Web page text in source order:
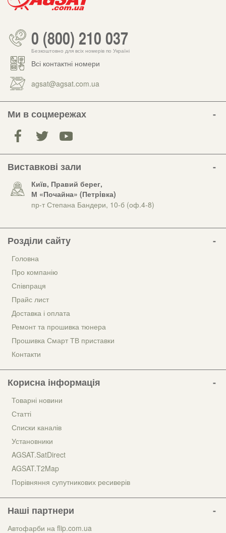
0 (800) 210 037
Безкоштовно для всіх номерів по Україні
Всі контактні номери
agsat@agsat.com.ua
Ми в соцмережах
Виставкові зали
Київ, Правий берег,
М «Почайна» (Петрiвка)
пр-т Степана Бандери, 10-б (оф.4-8)
Розділи сайту
Головна
Про компанію
Співпраця
Прайс лист
Доставка і оплата
Ремонт та прошивка тюнера
Прошивка Смарт ТВ приставки
Контакти
Корисна інформація
Товарні новини
Статті
Списки каналів
Установники
AGSAT.SatDirect
AGSAT.T2Map
Порівняння супутникових ресиверів
Наші партнери
Автофарби на flip.com.ua